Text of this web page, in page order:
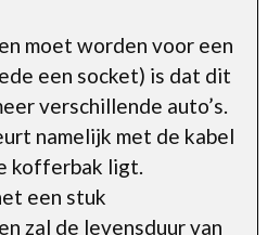
moet worden voor een
een socket) is dat dit
verschillende auto’s.
namelijk met de kabel
kofferbak ligt.
een stuk
zal de levensduur van